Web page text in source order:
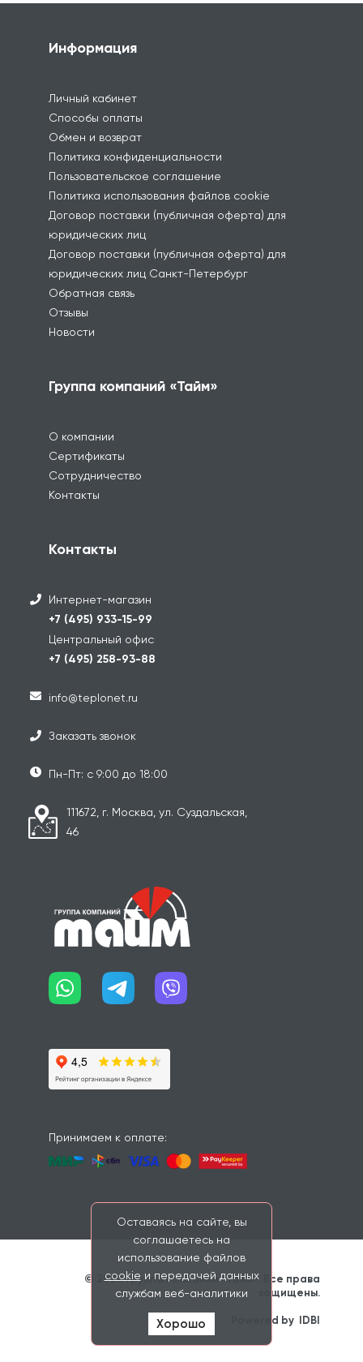
Информация
Личный кабинет
Способы оплаты
Обмен и возврат
Политика конфиденциальности
Пользовательское соглашение
Политика использования файлов cookie
Договор поставки (публичная оферта) для
юридических лиц
Договор поставки (публичная оферта) для
юридических лиц Санкт-Петербург
Обратная связь
Отзывы
Новости
Группа компаний «Тайм»
О компании
Сертификаты
Сотрудничество
Контакты
Контакты
Интернет-магазин
+7 (495) 933-15-99
Центральный офис
+7 (495) 258-93-88
info@teplonet.ru
Заказать звонок
Пн-Пт: с 9:00 до 18:00
111672, г. Москва, ул. Суздальская,
46
Принимаем к оплате:
© 2026 Группа компаний «Тайм». Все права
защищены.
                    Powered by
IDBI
Оставаясь на сайте, вы
соглашаетесь на
использование файлов
cookie и передачей данных
службам веб-аналитики
Хорошо